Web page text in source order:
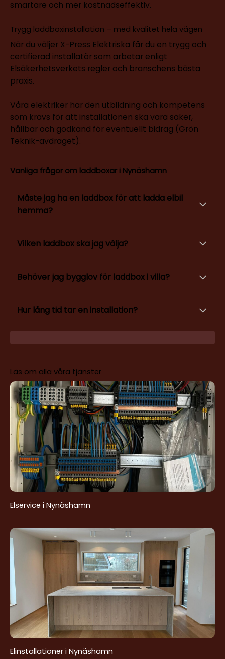
smartare och mer kostnadseffektiv.
Trygg laddboxinstallation – med kvalitet hela vägen
När du väljer X-Press Elektriska får du en trygg och
certifierad installatör som arbetar enligt
Elsäkerhetsverkets regler och branschens bästa
praxis.
Våra elektriker har den utbildning och kompetens
som krävs för att installationen ska vara säker,
hållbar och godkänd för eventuellt bidrag (Grön
Teknik-avdraget).
Vanliga frågor om laddboxar i Nynäshamn
Måste jag ha en laddbox för att ladda elbil
hemma?
Vilken laddbox ska jag välja?
Behöver jag bygglov för laddbox i villa?
Hur lång tid tar en installation?
Läs om alla våra tjänster
Elservice i Nynäshamn
Elinstallationer i Nynäshamn